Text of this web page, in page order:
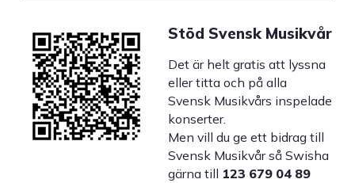
Stöd Svensk Musikvår
Det är helt gratis att lyssna
eller titta och på alla
Svensk Musikvårs inspelade
konserter.
Men vill du ge ett bidrag till
Svensk Musikvår så Swisha
gärna till 123 679 04 89